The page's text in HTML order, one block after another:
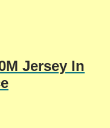
Jersey In